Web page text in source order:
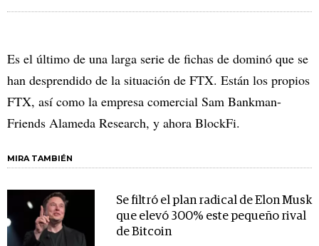
Es el último de una larga serie de fichas de dominó que se
han desprendido de la situación de FTX. Están los propios
FTX, así como la empresa comercial Sam Bankman-
Friends Alameda Research, y ahora BlockFi.
MIRA TAMBIÉN
Se filtró el plan radical de Elon Musk
que elevó 300% este pequeño rival
de Bitcoin